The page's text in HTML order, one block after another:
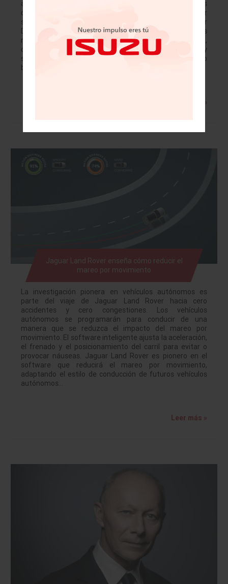
altamente reconocida, su esencia transmite necesidades
de la aventura moderna respetando su pasado sin perder
su visión a futuro. El diseño de la nueva Land Rover
Defender muestra su interpretación moderna en líneas
rectas en toda la carrocería y su verticalidad trasera,
contraste en su parrilla que transmite fuerza, confianza y
sus simples geométricas de faros hacen ver un diseño
bastante limpio y minimalista.…
Leer más »
Jaguar Land Rover enseña cómo reducir el
mareo por movimiento
La investigación pionera en vehículos autónomos es
parte del viaje de Jaguar Land Rover hacia cero
accidentes y cero congestiones. Los vehículos
autónomos se programarán para conducir de una
manera que se reduzca el impacto del mareo por
movimiento. El software inteligente ajusta la aceleración,
el frenado y el posicionamiento del carril para evitar o
provocar náuseas. Jaguar Land Rover es pionero en el
software que reducirá el mareo por movimiento,
adaptando el estilo de conducción de futuros vehículos
autónomos…
Leer más »